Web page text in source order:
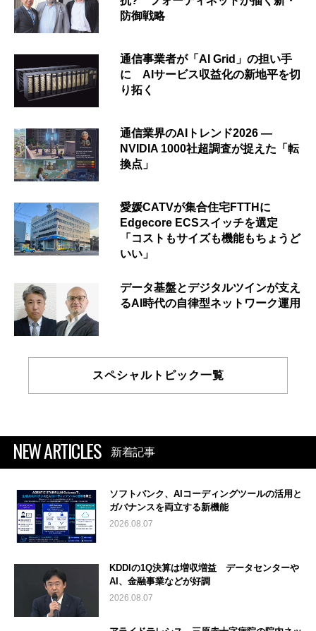
防御戦略
通信事業者が「AI Grid」の担い手
に AIサービス収益化の新地平を切
り拓く
通信業界のAIトレンド2026 ―
NVIDIA 1000社超調査が捉えた「転
換点」
愛媛CATVが集合住宅FTTHに
Edgecore ECSスイッチを選定
「コストもサイズも機能もちょうど
いい」
データ基盤とデジタルツインが支え
るAI時代の自律型ネットワーク運用
スペシャルトピック一覧
NEW ARTICLES 新着記事
ソフトバンク、AIコーディングツールの活用と
ガバナンスを両立する新機能
2026.08.07
KDDIの1Q決算は増収増益 データセンターや
AI、金融事業などが好調
2026.08.07